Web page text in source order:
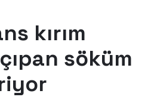
kırım
söküm